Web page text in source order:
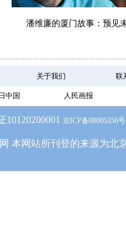
潘维廉的厦门故事：预见
关于我们 联
中国 人民画报
10120200001京ICP备08005356号
本网站所刊登的来源为